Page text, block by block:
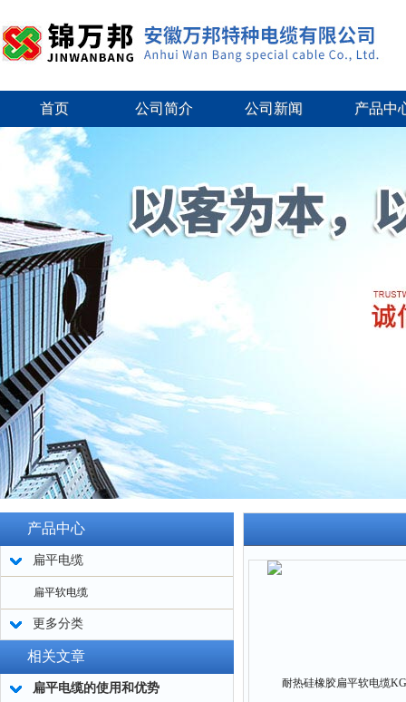
首页 公司简介 公司新闻 产品中
产品中心
扁平电缆
扁平软电缆
更多分类
相关文章
扁平电缆的使用和优势